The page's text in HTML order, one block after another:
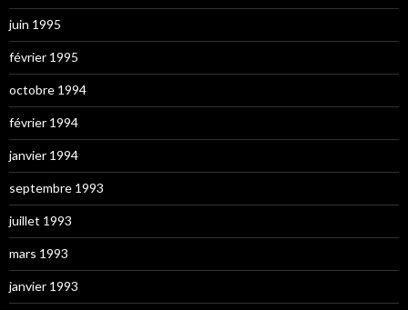
juin 1995
février 1995
octobre 1994
février 1994
janvier 1994
septembre 1993
juillet 1993
mars 1993
janvier 1993